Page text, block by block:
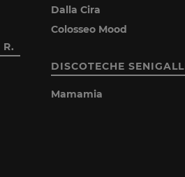
Dalla Cira
Colosseo Mood
DISCOTECHE
Mamamia